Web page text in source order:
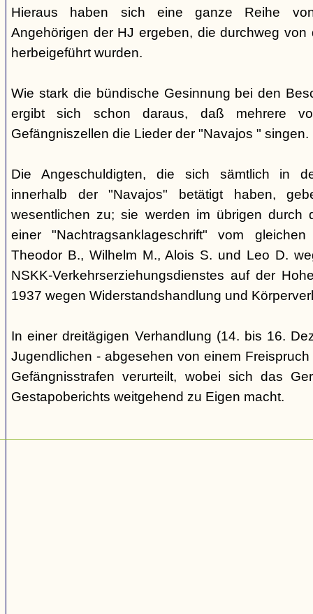
Hieraus haben sich eine ganze Reihe
Angehörigen der HJ ergeben, die durchweg von
herbeigeführt wurden.
Wie stark die bündische Gesinnung bei den
ergibt sich schon daraus, daß mehrere
Gefängniszellen die Lieder der "Navajos " singen.
Die Angeschuldigten, die sich sämtlich in
innerhalb der "Navajos" betätigt haben,
wesentlichen zu; sie werden im übrigen durch
einer "Nachtragsanklageschrift" vom
Theodor B., Wilhelm M., Alois S. und Leo D.
NSKK-Verkehrserziehungsdienstes auf der
1937 wegen Widerstandshandlung und
In einer dreitägigen Verhandlung (14. bis 16.
Jugendlichen - abgesehen von einem
Gefängnisstrafen verurteilt, wobei sich das
Gestapoberichts weitgehend zu Eigen macht.